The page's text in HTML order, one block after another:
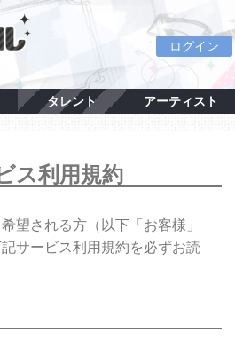
ログイン
タレント アーティスト
ス利用規約
望される方（以下「お客様」
サービス利用規約を必ずお読